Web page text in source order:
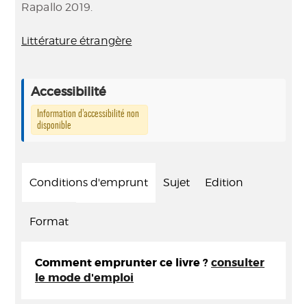
Rapallo 2019.
Littérature étrangère
Accessibilité
Information d’accessibilité non
disponible
Conditions d'emprunt Sujet Edition
Format
Comment emprunter ce livre ? consulter
le mode d'emploi